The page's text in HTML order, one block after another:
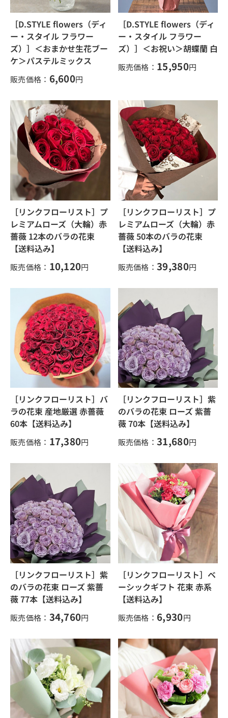
［D.STYLE flowers（ディ
ー・スタイル フラワー
ズ）］＜おまかせ生花ブー
ケ＞パステルミックス
販売価格： 6,600円
［D.STYLE flowers（ディ
ー・スタイル フラワー
ズ）］＜お祝い＞胡蝶蘭 白
販売価格： 15,950円
［リンクフローリスト］プ
レミアムローズ（大輪）赤
薔薇 12本のバラの花束
【送料込み】
販売価格： 10,120円
［リンクフローリスト］プ
レミアムローズ（大輪）赤
薔薇 50本のバラの花束
【送料込み】
販売価格： 39,380円
［リンクフローリスト］バ
ラの花束 産地厳選 赤薔薇
60本【送料込み】
販売価格： 17,380円
［リンクフローリスト］紫
のバラの花束 ローズ 紫薔
薇 70本【送料込み】
販売価格： 31,680円
［リンクフローリスト］紫
のバラの花束 ローズ 紫薔
薇 77本【送料込み】
販売価格： 34,760円
［リンクフローリスト］ベ
ーシックギフト 花束 赤系
【送料込み】
販売価格： 6,930円